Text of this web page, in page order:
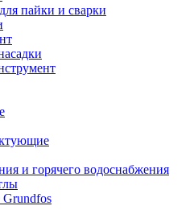
пайки и сварки
и горячего водоснабжения
Grundfos